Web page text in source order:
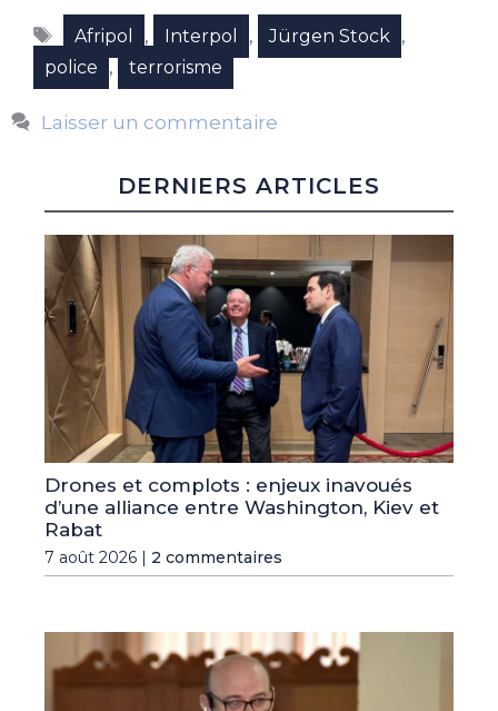
Étiquettes
Afripol , Interpol , Jürgen Stock ,
police , terrorisme
Laisser un commentaire
DERNIERS ARTICLES
Drones et complots : enjeux inavoués
d’une alliance entre Washington, Kiev et
Rabat
7 août 2026 | 2 commentaires